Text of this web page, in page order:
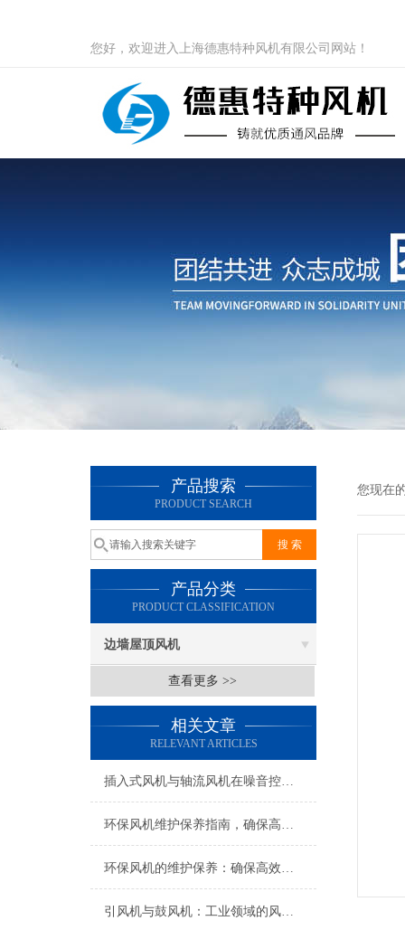
您好，欢迎进入上海德惠特种风机有限公司网站！
产品搜索
PRODUCT SEARCH
产品分类
PRODUCT CLASSIFICATION
边墙屋顶风机
查看更多 >>
相关文章
RELEVANT ARTICLES
插入式风机与轴流风机在噪音控制上有何差异？
环保风机维护保养指南，确保高效稳定运行
环保风机的维护保养：确保高效运行的关键
引风机与鼓风机：工业领域的风动双子星
您现在